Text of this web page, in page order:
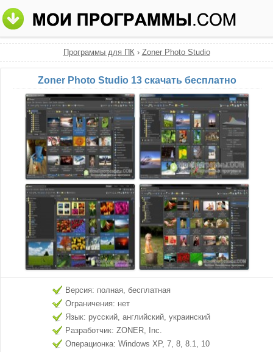
Программы для ПК› Zoner Photo Studio
Zoner Photo Studio 13 скачать бесплатно
Версия: полная, бесплатная
Ограничения: нет
Язык: русский, английский, украинский
Разработчик: ZONER, Inc.
Операционка: Windows XP, 7, 8, 8.1, 10